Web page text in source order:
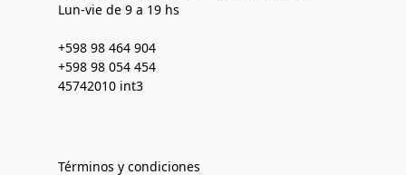
Lun-vie de 9 a 19 hs
+598 98 464 904
+598 98 054 454
45742010 int3
Términos y condiciones